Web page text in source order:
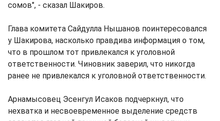
сомов", - сказал Шакиров.
Глава комитета Сайдулла Нышанов поинтересовался
у Шакирова, насколько правдива информация о том,
что в прошлом тот привлекался к уголовной
ответственности. Чиновник заверил, что никогда
ранее не привлекался к уголовной ответственности.
Арнамысовец Эсенгул Исаков подчеркнул, что
нехватка и несвоевременное выделение средств